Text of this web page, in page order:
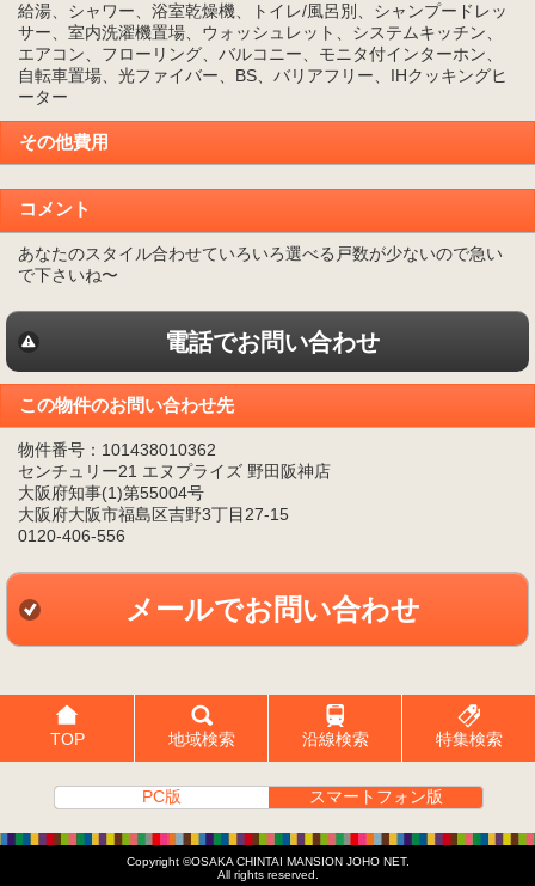
給湯、シャワー、浴室乾燥機、トイレ/風呂別、シャンプードレッ
サー、室内洗濯機置場、ウォッシュレット、システムキッチン、
エアコン、フローリング、バルコニー、モニタ付インターホン、
自転車置場、光ファイバー、BS、バリアフリー、IHクッキングヒ
ーター
その他費用
コメント
あなたのスタイル合わせていろいろ選べる戸数が少ないので急い
で下さいね〜
電話でお問い合わせ
この物件のお問い合わせ先
物件番号：101438010362
センチュリー21 エヌプライズ 野田阪神店
大阪府知事(1)第55004号
大阪府大阪市福島区吉野3丁目27-15
0120-406-556
メールでお問い合わせ
TOP 地域検索 沿線検索 特集検索
PC版 スマートフォン版
Copyright ©OSAKA CHINTAI MANSION JOHO NET.
All rights reserved.